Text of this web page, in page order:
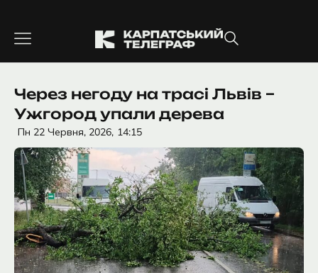
вмісту
Через негоду на трасі Львів –
Ужгород упали дерева
Пн 22 Червня, 2026, 14:15